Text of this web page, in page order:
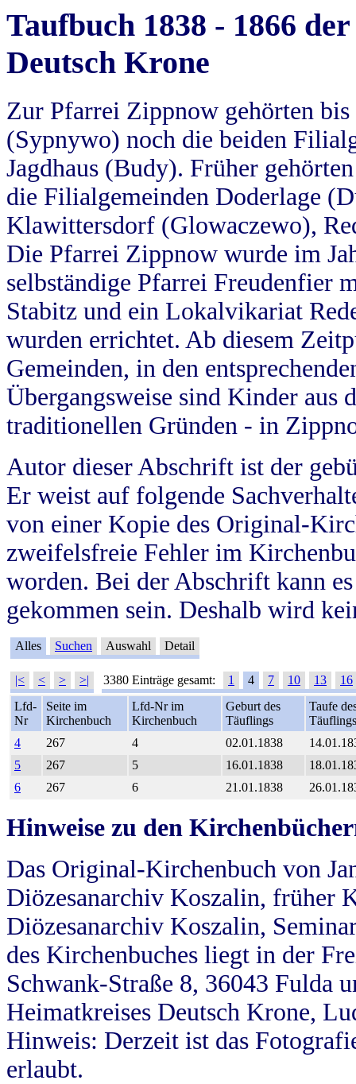
Taufbuch 1838 - 1866
Deutsch Krone
Zur Pfarrei Zippnow gehörten
(Sypnywo) noch die beiden
Jagdhaus (Budy). Früher
die Filialgemeinden Doderlage
Klawittersdorf (Glowaczewo),
Die Pfarrei Zippnow wurde im
selbständige Pfarrei Freudenfier
Stabitz und ein Lokalvikariat
wurden errichtet. Ab diesem
Gemeinden, in den
Übergangsweise sind Kinder aus
traditionellen Gründen - in
Autor dieser Abschrift ist der
Er weist auf folgende
von einer Kopie des Original-
zweifelsfreie Fehler im
worden. Bei der Abschrift kann
gekommen sein. Deshalb wird
Alles Suchen Auswahl Detail
|< < > >| 3380 Einträge gesamt: 1 4 7 10 13
16
Lfd-
Nr
Seite im
Kirchenbuch
Lfd-Nr im
Kirchenbuch
Geburt des
Täuflings
Taufe
Täuflings
4
267 4 02.01.1838
5
267 5 16.01.1838
6
267 6 21.01.1838
Hinweise zu den
Das Original-Kirchenbuch von
Diözesanarchiv Koszalin, früher
Diözesanarchiv Koszalin,
des Kirchenbuches liegt in der
Schwank-Straße 8, 36043 Fulda
Heimatkreises Deutsch Krone,
Hinweis: Derzeit ist das
erlaubt.